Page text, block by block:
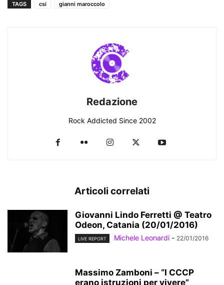
TAGS csi gianni maroccolo
Redazione
Rock Addicted Since 2002
Articoli correlati
Giovanni Lindo Ferretti @ Teatro
Odeon, Catania (20/01/2016)
LIVE REPORT Michele Leonardi - 22/01/2016
Massimo Zamboni – “I CCCP
erano istruzioni per vivere”